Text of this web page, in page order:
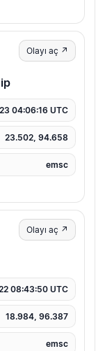
Olayı aç ↗
04:06:16 UTC
23.502, 94.658
emsc
Olayı aç ↗
08:43:50 UTC
18.984, 96.387
emsc